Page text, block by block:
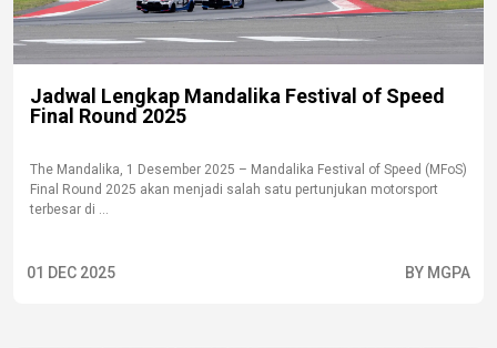
Jadwal Lengkap Mandalika Festival of Speed
Final Round 2025
The Mandalika, 1 Desember 2025 – Mandalika Festival of Speed (MFoS)
Final Round 2025 akan menjadi salah satu pertunjukan motorsport
terbesar di ...
01 DEC 2025 BY MGPA